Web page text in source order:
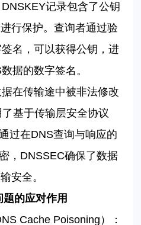
DNSKEY记录包含了公钥
行保护。查询者通过验
名，可以获得公钥，进
数据的数字签名。
在传输途中被非法修改
了基于传输层安全协议
过在DNS查询与响应的
， DNSSEC确保了数据
安全。
题的应对作用
Cache Poisoning ）：